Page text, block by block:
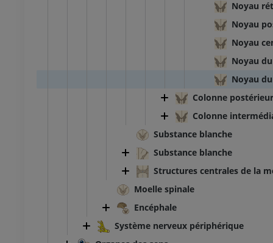
Noyau
Noyau
Noyau
Noyau
Noyau
Colonne
Colonne
Substance blanche
Substance blanche
Structures centrales de la
Moelle spinale
Encéphale
Système nerveux périphérique